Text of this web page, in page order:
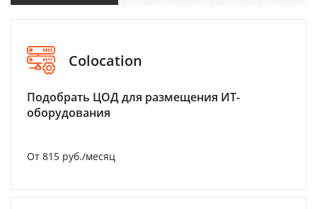
Colocation
Подобрать ЦОД для размещения ИТ-
оборудования
От 815 руб./месяц